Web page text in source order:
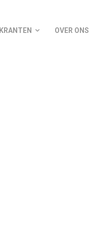
KRANTEN OVER ONS